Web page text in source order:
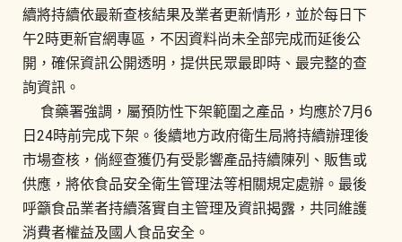
續將持續依最新查核結果及業者更新情形，並於每日下
午2時更新官網專區，不因資料尚未全部完成而延後公
開，確保資訊公開透明，提供民眾最即時、最完整的查
詢資訊。
食藥署強調，屬預防性下架範圍之產品，均應於7月6
日24時前完成下架。後續地方政府衛生局將持續辦理後
市場查核，倘經查獲仍有受影響產品持續陳列、販售或
供應，將依食品安全衛生管理法等相關規定處辦。最後
呼籲食品業者持續落實自主管理及資訊揭露，共同維護
消費者權益及國人食品安全。